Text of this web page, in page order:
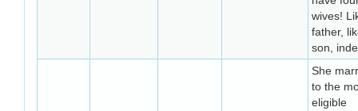
wives!
father,
son,
She
to the
eligible